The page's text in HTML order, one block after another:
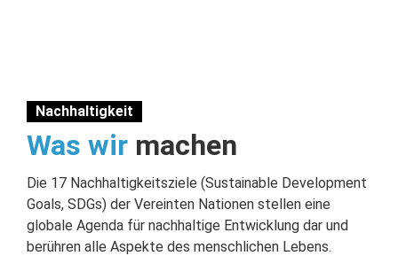
Nachhaltigkeit
Was wir machen
Die 17 Nachhaltigkeitsziele (Sustainable Development
Goals, SDGs) der Vereinten Nationen stellen eine
globale Agenda für nachhaltige Entwicklung dar und
berühren alle Aspekte des menschlichen Lebens.